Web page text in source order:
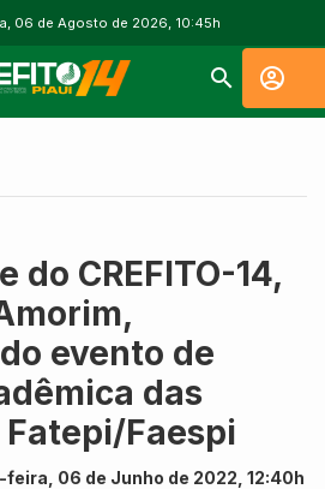
06 de Agosto de 2026, 10:45h
do CREFITO-14,
evento de
das
Faespi
feira, 06 de Junho de 2022, 12:40h